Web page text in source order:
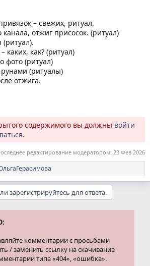
– свежих, ритуал.
отжиг присосок. (ритуал)
каких, как? (ритуал)
фото (ритуал)
(ритуалы)
отжига.
содержимого вы должны войти
.
редактирование модератором: 23 Фев 2026
зарегистрируйтесь для ответа.
комментарии с просьбами
/ заменить ссылку на скачивание
типа «404», «ошибка».